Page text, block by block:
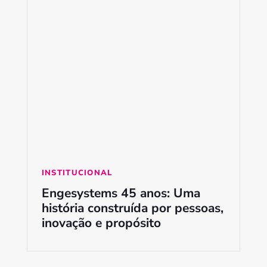
INSTITUCIONAL
Engesystems 45 anos: Uma
história construída por pessoas,
inovação e propósito